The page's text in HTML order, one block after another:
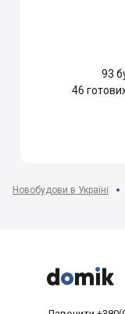
93
46
Новобудови в Україні


